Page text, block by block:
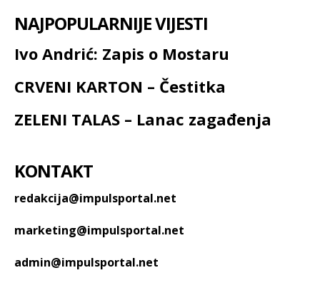
NAJPOPULARNIJE VIJESTI
Ivo Andrić: Zapis o Mostaru
CRVENI KARTON – Čestitka
ZELENI TALAS – Lanac zagađenja
KONTAKT
redakcija@impulsportal.net
marketing@impulsportal.net
admin@impulsportal.net